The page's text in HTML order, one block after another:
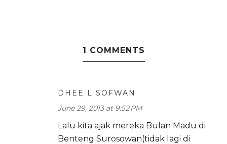
1 COMMENTS
DHEE L SOFWAN
June 29, 2013 at 9:52 PM
Lalu kita ajak mereka Bulan Madu di
Benteng Surosowan(tidak lagi di